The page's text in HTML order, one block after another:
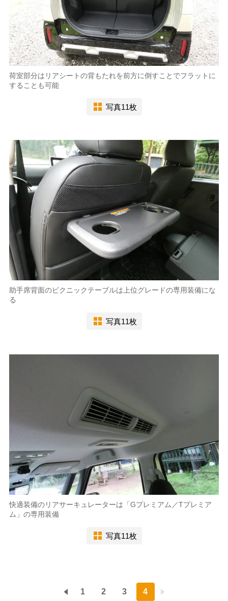
荷室部分はリアシートの背もたれを前方に倒すことでフラットに
することも可能
写真11枚
助手席背面のピクニックテーブルは上位グレードの専用装備にな
る
写真11枚
快適装備のリアサーキュレーターは「Gプレミアム／Tプレミア
ム」の専用装備
写真11枚
1 2 3 4